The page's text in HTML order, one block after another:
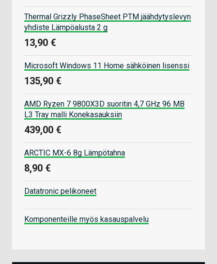
Thermal Grizzly PhaseSheet PTM jäähdytyslevyn
yhdiste Lämpöalusta 2 g
13,90 €
Microsoft Windows 11 Home sähköinen lisenssi
135,90 €
AMD Ryzen 7 9800X3D suoritin 4,7 GHz 96 MB
L3 Tray malli Konekasauksiin
439,00 €
ARCTIC MX-6 8g Lämpötahna
8,90 €
Datatronic pelikoneet
Komponenteille myös kasauspalvelu